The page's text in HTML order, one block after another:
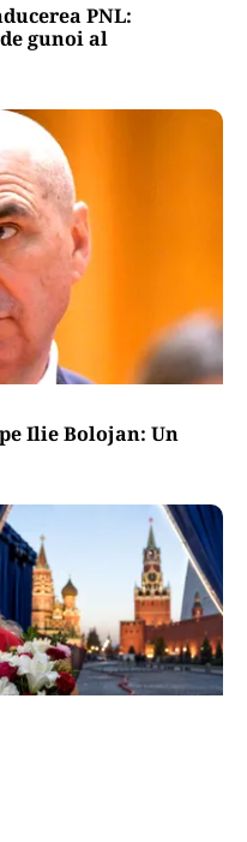
PNL:
gunoi al
Ilie Bolojan: Un